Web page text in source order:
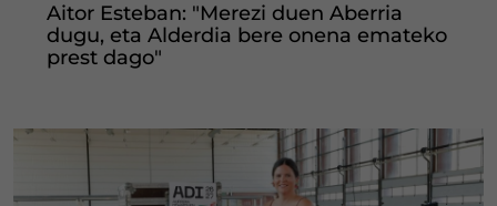
Aitor Esteban: "Merezi duen Aberria
dugu, eta Alderdia bere onena emateko
prest dago"